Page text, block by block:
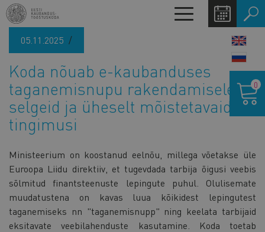
Liigu
edasi
põhisisu
Toggle
navigation
05.11.2025
Koda nõuab e-kaubanduses
taganemisnupu rakendamisele
selgeid ja üheselt mõistetavaid
tingimusi
Ministeerium on koostanud eelnõu, millega võetakse üle
Euroopa Liidu direktiiv, et tugevdada tarbija õigusi veebis
sõlmitud finantsteenuste lepingute puhul. Olulisemate
muudatustena on kavas luua kõikidest lepingutest
taganemiseks nn "taganemisnupp" ning keelata tarbijaid
eksitavate veebilahenduste kasutamine. Koda toetab
0